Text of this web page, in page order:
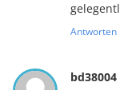
Antworten
bd38004